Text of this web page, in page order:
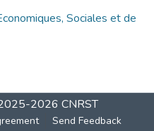
Sociales et de
2026 CNRST
Send Feedback